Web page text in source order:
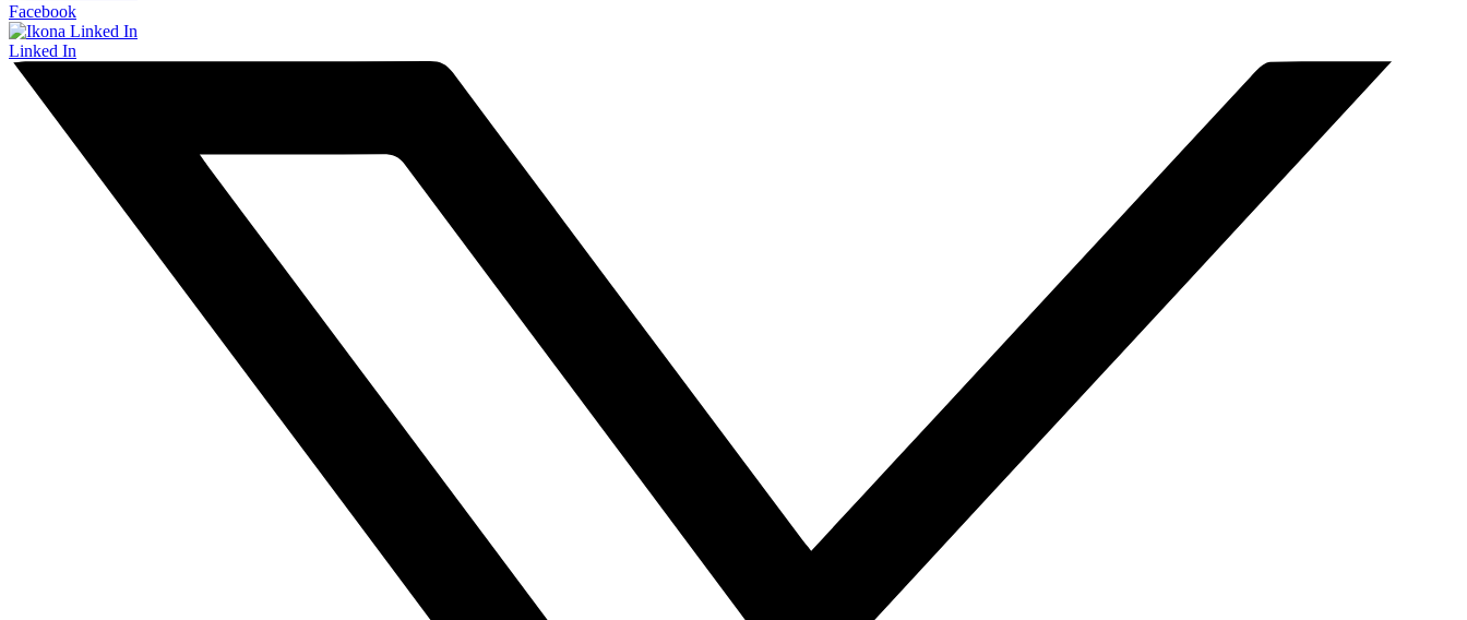
Facebook
Linked In